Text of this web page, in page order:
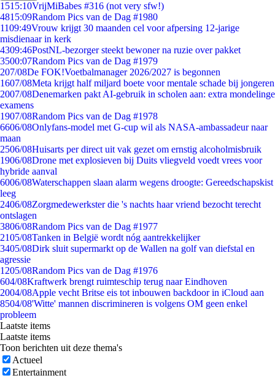
1515:10VrijMiBabes #316 (not very sfw!)
4815:09Random Pics van de Dag #1980
1109:49Vrouw krijgt 30 maanden cel voor afpersing 12-jarige
misdienaar in kerk
4309:46PostNL-bezorger steekt bewoner na ruzie over pakket
3500:07Random Pics van de Dag #1979
207/08De FOK!Voetbalmanager 2026/2027 is begonnen
1607/08Meta krijgt half miljard boete voor mentale schade bij jongeren
2007/08Denemarken pakt AI-gebruik in scholen aan: extra mondelinge
examens
1907/08Random Pics van de Dag #1978
6606/08Onlyfans-model met G-cup wil als NASA-ambassadeur naar
maan
2506/08Huisarts per direct uit vak gezet om ernstig alcoholmisbruik
1906/08Drone met explosieven bij Duits vliegveld voedt vrees voor
hybride aanval
6006/08Waterschappen slaan alarm wegens droogte: Gereedschapskist
leeg
2406/08Zorgmedewerkster die 's nachts haar vriend bezocht terecht
ontslagen
3806/08Random Pics van de Dag #1977
2105/08Tanken in België wordt nóg aantrekkelijker
3405/08Dirk sluit supermarkt op de Wallen na golf van diefstal en
agressie
1205/08Random Pics van de Dag #1976
604/08Kraftwerk brengt ruimteschip terug naar Eindhoven
2004/08Apple vecht Britse eis tot inbouwen backdoor in iCloud aan
8504/08'Witte' mannen discrimineren is volgens OM geen enkel
probleem
Laatste items
Laatste items
Toon berichten uit deze thema's
Actueel
Entertainment